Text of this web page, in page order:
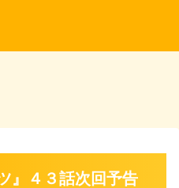
』４３話次回予告